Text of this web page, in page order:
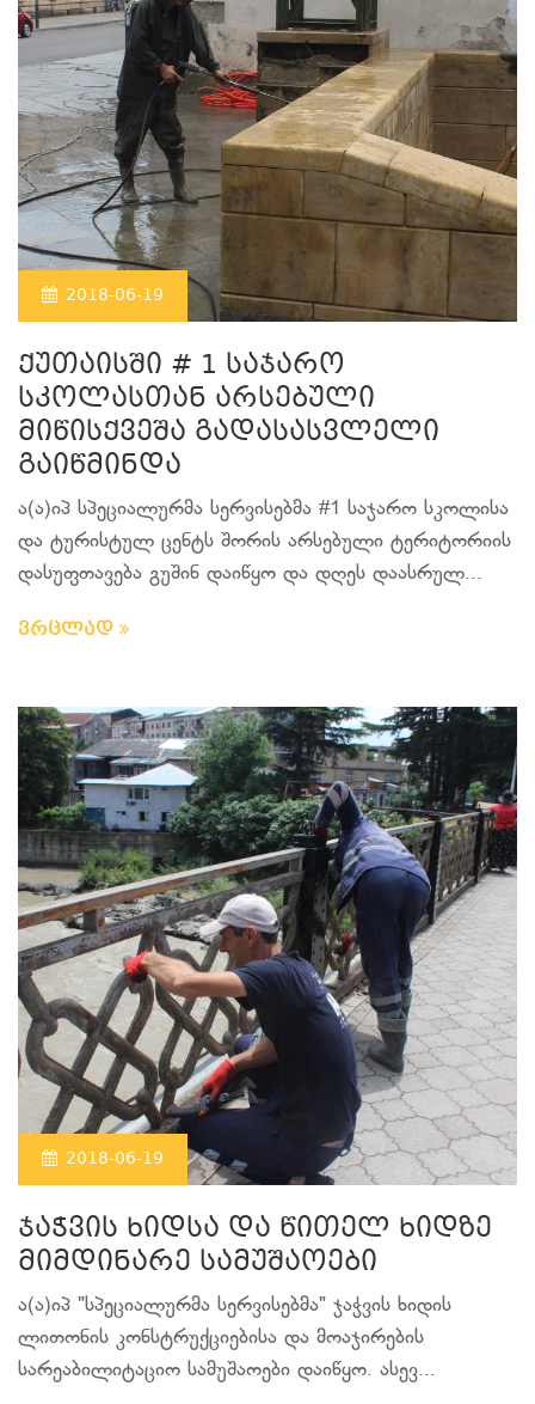
2018-06-19
ქუთაისში # 1 საჯარო
სკოლასთან არსებული
მიწისქვეშა გადასასვლელი
გაიწმინდა
ა(ა)იპ სპეციალურმა სერვისებმა #1 საჯარო სკოლისა
და ტურისტულ ცენტს შორის არსებული ტერიტორიის
დასუფთავება გუშინ დაიწყო და დღეს დაასრულ...
ვრცლად
2018-06-19
ჯაჭვის ხიდსა და წითელ ხიდზე
მიმდინარე სამუშაოები
ა(ა)იპ "სპეციალურმა სერვისებმა" ჯაჭვის ხიდის
ლითონის კონსტრუქციებისა და მოაჯირების
სარეაბილიტაციო სამუშაოები დაიწყო. ასევ...